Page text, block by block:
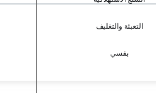
التعبئة والتغليف
بفسي